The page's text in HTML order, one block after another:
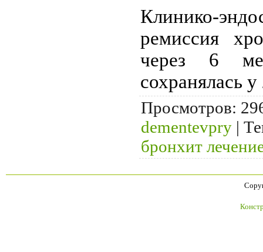
Клинико-
ремиссия
через 6
сохранялась
Просмотров:
dementevpry |
бронхит